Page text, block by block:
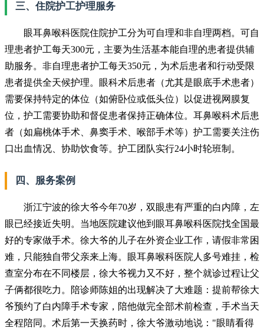
三、住院护工护理服务
眼耳鼻喉科医院住院护工分为可自理和非自理两档。可自
理患者护工每天300元，主要为生活基本能自理的患者提供辅
助服务。非自理患者护工每天350元，为术后患者和行动受限
患者提供全天候护理。眼科术后患者（尤其是眼底手术患者）
需要保持特定的体位（如俯卧位或低头位）以促进视网膜复
位，护工需要协助和督促患者保持正确体位。耳鼻喉科术后患
者（如扁桃体手术、鼻窦手术、喉部手术等）护工需要关注伤
口出血情况、协助饮食等。护工团队实行24小时轮班制。
四、服务案例
浙江宁波的徐大爷今年70岁，双眼患有严重的白内障，左
眼已经接近失明。当地医院建议他到眼耳鼻喉科医院找全国最
好的专家做手术。徐大爷的儿子在外资企业工作，请假非常困
难，只能独自带父亲来上海。眼耳鼻喉科医院人多号难挂，检
查室分布在不同楼层，徐大爷视力又不好，整个就诊过程让父
子俩都很吃力。陪诊师陈姐的出现解决了大难题：提前帮徐大
爷预约了白内障手术专家，陪他做完全部术前检查，手术当天
全程陪同。术后第一天换药时，徐大爷激动地说："眼睛看得